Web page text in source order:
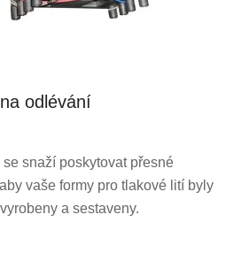
odlévání
snaží poskytovat přesné
vaše formy pro tlakové lití byly
a sestaveny.